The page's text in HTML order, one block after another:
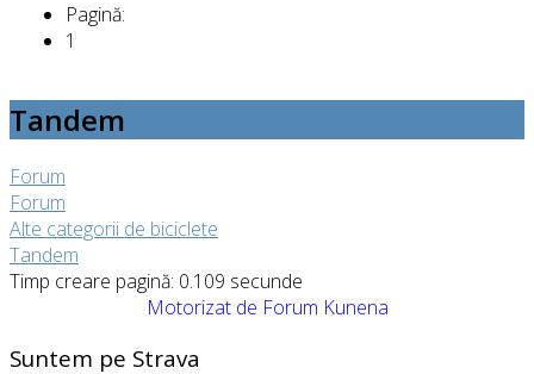
Pagină:
1
Tandem
Forum
Forum
Alte categorii de biciclete
Tandem
Timp creare pagină: 0.109 secunde
Motorizat de Forum Kunena
Suntem pe Strava